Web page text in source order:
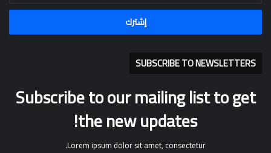
الإلكتروني
SUBSCRIBE TO NEWSLETTERS
Subscribe to our mailing list to get
the new updates!
Lorem ipsum dolor sit amet, consectetur.